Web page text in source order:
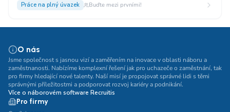
Práce na plný úvazek Buďte mezi prvními!
O nás
Jsme společnost s jasnou vizí a zaměřením na inovace v oblasti náboru a
zaměstnanosti. Nabízíme komplexní řešení jak pro uchazeče o zaměstnání, tak
pro firmy hledající nové talenty. Naší misí je propojovat správné lidi s těmi
správnými příležitostmi a podporovat rozvoj kariéry a podnikání.
Více o náborovém software Recruitis
Pro firmy